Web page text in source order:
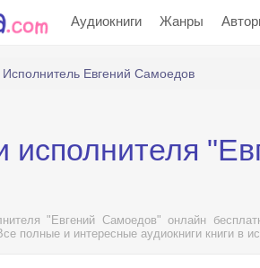
Аудиокниги Жанры
Исполнитель Евгений Самоедов
исполнителя
"Евгений Самоедов" онлайн
полные и интересные аудиокниги книги в